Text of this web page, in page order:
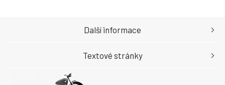
Další informace
Textové stránky